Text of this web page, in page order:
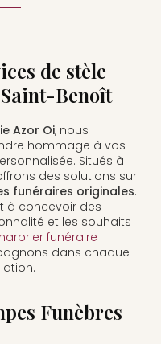
de stèle
Benoît
Azor Oi, nous
hommage à vos
Situés à
des solutions sur
funéraires originales.
à concevoir des
et les souhaits
funéraire
dans chaque
Funèbres